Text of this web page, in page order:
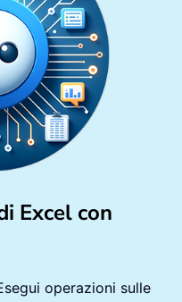
Excel con
operazioni sulle